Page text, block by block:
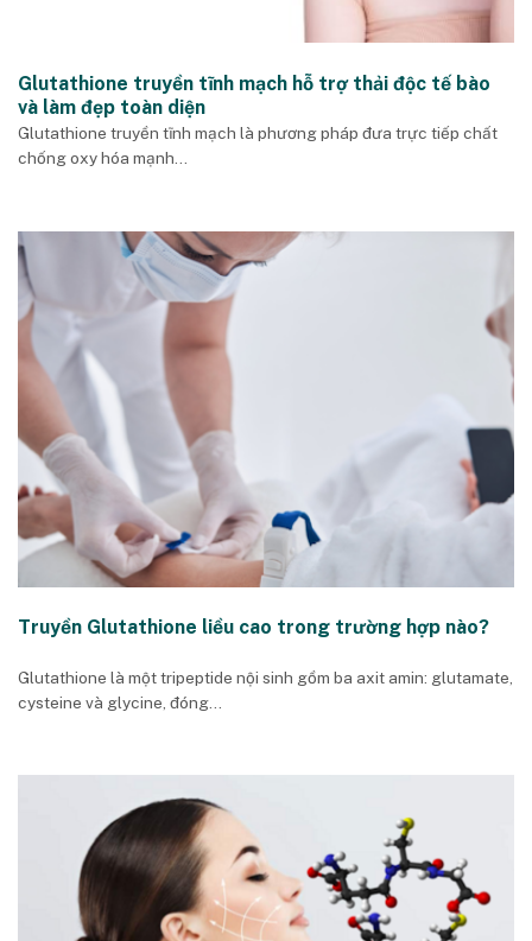
Glutathione truyền tĩnh mạch hỗ trợ thải độc tế bào
và làm đẹp toàn diện
Glutathione truyền tĩnh mạch là phương pháp đưa trực tiếp chất
chống oxy hóa mạnh...
Truyền Glutathione liều cao trong trường hợp nào?
Glutathione là một tripeptide nội sinh gồm ba axit amin: glutamate,
cysteine và glycine, đóng...